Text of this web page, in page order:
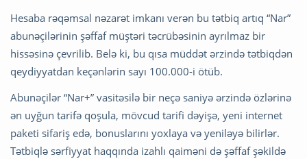
Hesaba rəqəmsal nəzarət imkanı verən bu tətbiq artıq “Nar”
abunəçilərinin şəffaf müştəri təcrübəsinin ayrılmaz bir
hissəsinə çevrilib. Belə ki, bu qısa müddət ərzində tətbiqdən
qeydiyyatdan keçənlərin sayı 100.000-i ötüb.
Abunəçilər “Nar+” vasitəsilə bir neçə saniyə ərzində özlərinə
ən uyğun tarifə qoşula, mövcud tarifi dəyişə, yeni internet
paketi sifariş edə, bonuslarını yoxlaya və yeniləyə bilirlər.
Tətbiqlə sərfiyyat haqqında izahlı qaiməni də şəffaf şəkildə